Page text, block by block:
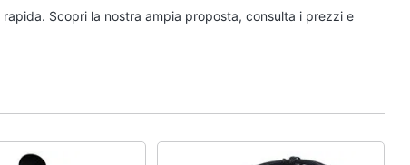
Ram
Vedi tutti
Scopri la nostra ampia proposta, consulta i prezzi e